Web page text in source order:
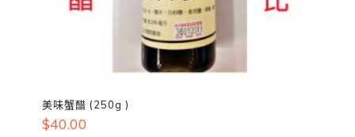
美味蟹醋 (250g )
$40.00